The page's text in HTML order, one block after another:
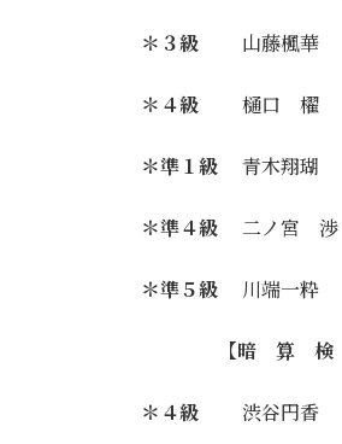
＊３級 山藤楓華
＊４級 樋口 櫂
＊準１級 青木翔瑚
＊準４級 二ノ宮
＊準５級 川端一粋
【暗 算 検
＊４級 渋谷円香